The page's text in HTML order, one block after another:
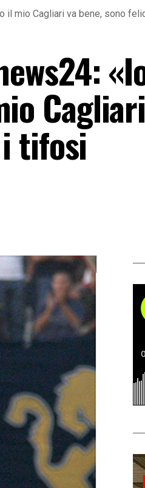
mio Cagliari va bene, sono
Cagliari
tifosi